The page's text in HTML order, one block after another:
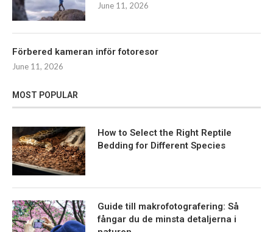
June 11, 2026
Förbered kameran inför fotoresor
June 11, 2026
MOST POPULAR
How to Select the Right Reptile
Bedding for Different Species
Guide till makrofotografering: Så
fångar du de minsta detaljerna i